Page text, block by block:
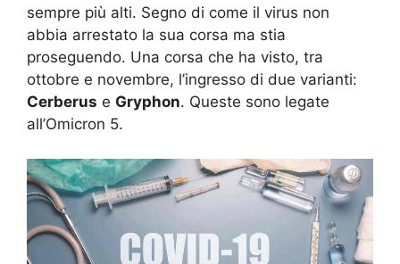
sempre più alti. Segno di come il virus non
abbia arrestato la sua corsa ma stia
proseguendo. Una corsa che ha visto, tra
ottobre e novembre, l’ingresso di due varianti:
Cerberus e Gryphon. Queste sono legate
all’Omicron 5.